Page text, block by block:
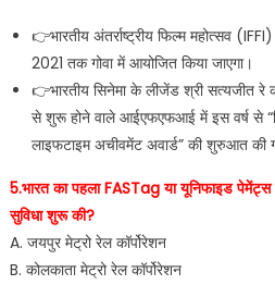
👉भारतीय अंतर्राष्ट्रीय फिल्म महोत्सव
2021 तक गोवा में आयोजित किया जाएगा।
👉भारतीय सिनेमा के लीजेंड श्री सत्यजीत रे
से शुरू होने वाले आईएफएफआई में इस वर्ष से
लाइफटाइम अचीवमेंट अवार्ड” की शुरुआत की
5.भारत का पहला FASTag या यूनिफाइड
सुविधा शुरू की?
A. जयपुर मेट्रो रेल कॉर्पोरेशन
B. कोलकाता मेट्रो रेल कॉर्पोरेशन